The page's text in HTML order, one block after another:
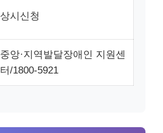
상시신청
중앙·지역발달장애인 지원센
터/1800-5921